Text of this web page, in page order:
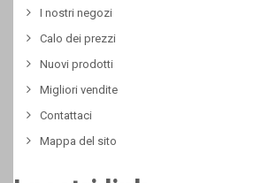
I nostri negozi
Calo dei prezzi
Nuovi prodotti
Migliori vendite
Contattaci
Mappa del sito